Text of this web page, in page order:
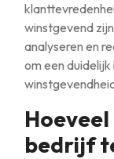
winstgevend
analyseren en
om een
bedrijf